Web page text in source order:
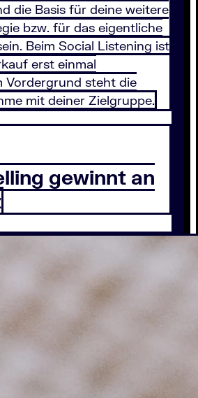
die Basis für deine weitere
bzw. für das eigentliche
Beim Social Listening ist
erst einmal
Vordergrund steht die
mit deiner Zielgruppe.
gewinnt an